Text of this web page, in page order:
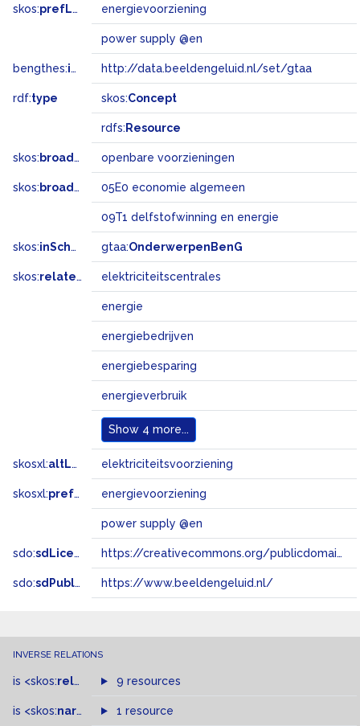
skos:prefLabel energievoorziening
power supply @en
bengthes:inSet http://data.beeldengeluid.nl/set/gtaa
rdf:type skos:Concept
rdfs: Resource
skos: broader openbare voorzieningen
skos: broadMatch 05E0 economie algemeen
09T1 delfstofwinning en energie
skos:inScheme gtaa:OnderwerpenBenG
skos:related elektriciteitscentrales
energie
energiebedrijven
energiebesparing
energieverbruik
Show 4 more...
skosxl:altLabel elektriciteitsvoorziening
skosxl:prefLabel energievoorziening
power supply @en
sdo:sdLicense https://creativecommons.org/publicdomain/zero/1.0/
sdo:sdPublisher https://www.beeldengeluid.nl/
INVERSE RELATIONS
is <skos:related > of
9 resources
is <skos:narrower >of
1 resource